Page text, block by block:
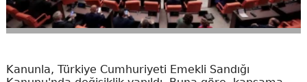
Kanunla, Türkiye Cumhuriyeti Emekli Sandığı